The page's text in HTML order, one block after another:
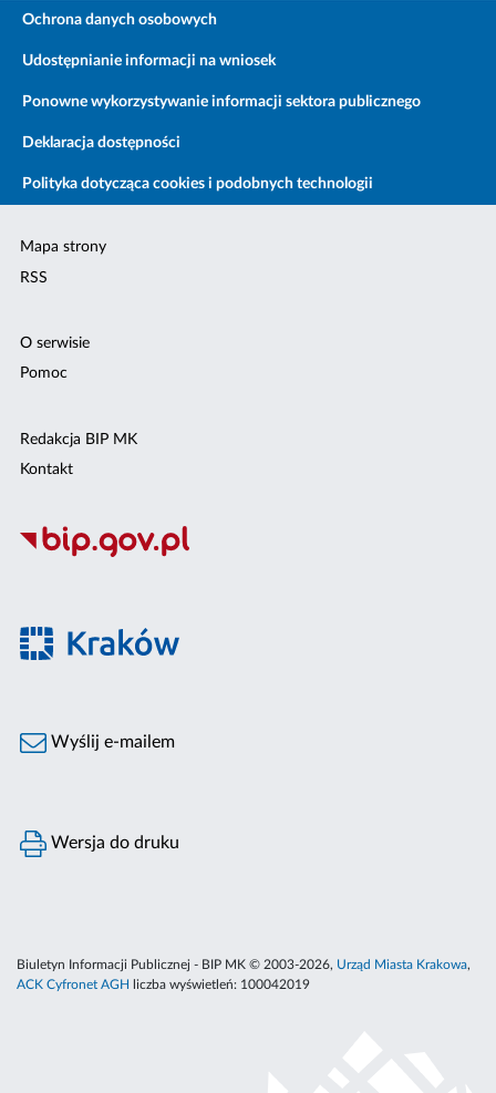
Ochrona danych osobowych
Udostępnianie informacji na wniosek
Ponowne wykorzystywanie informacji sektora publicznego
Deklaracja dostępności
Polityka dotycząca cookies i podobnych technologii
Mapa strony
RSS
O serwisie
Pomoc
Redakcja BIP MK
Kontakt
Wyślij e-mailem
Wersja do druku
Biuletyn Informacji Publicznej - BIP MK © 2003-2026, Urząd Miasta Krakowa,
ACK Cyfronet AGH
liczba wyświetleń: 100042019